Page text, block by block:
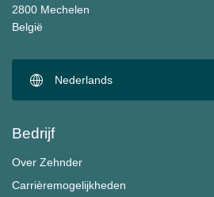
2800 Mechelen
België
Nederlands
Bedrijf
Over Zehnder
Carrièremogelijkheden